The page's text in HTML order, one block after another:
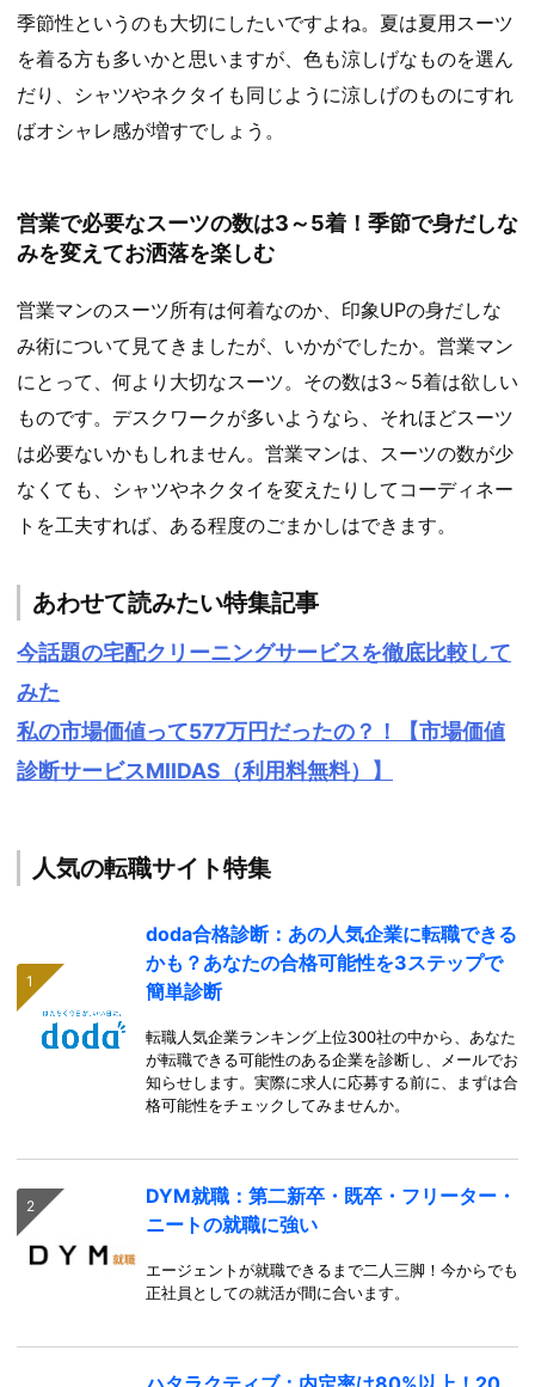
季節性というのも大切にしたいですよね。夏は夏用スーツ
を着る方も多いかと思いますが、色も涼しげなものを選ん
だり、シャツやネクタイも同じように涼しげのものにすれ
ばオシャレ感が増すでしょう。
営業で必要なスーツの数は3～5着！季節で身だしな
みを変えてお洒落を楽しむ
営業マンのスーツ所有は何着なのか、印象UPの身だしな
み術について見てきましたが、いかがでしたか。営業マン
にとって、何より大切なスーツ。その数は3～5着は欲しい
ものです。デスクワークが多いようなら、それほどスーツ
は必要ないかもしれません。営業マンは、スーツの数が少
なくても、シャツやネクタイを変えたりしてコーディネー
トを工夫すれば、ある程度のごまかしはできます。
あわせて読みたい特集記事
今話題の宅配クリーニングサービスを徹底比較して
みた
私の市場価値って577万円だったの？！【市場価値
診断サービスMIIDAS（利用料無料）】
人気の転職サイト特集
doda合格診断：あの人気企業に転職できる
かも？あなたの合格可能性を3ステップで
簡単診断
転職人気企業ランキング上位300社の中から、あなた
が転職できる可能性のある企業を診断し、メールでお
知らせします。実際に求人に応募する前に、まずは合
格可能性をチェックしてみませんか。
DYM就職：第二新卒・既卒・フリーター・
ニートの就職に強い
エージェントが就職できるまで二人三脚！今からでも
正社員としての就活が間に合います。